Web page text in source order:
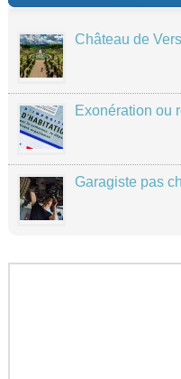
Château de
Exonération ou
Garagiste pas